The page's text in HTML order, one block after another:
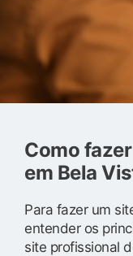
Como
em Bela
Para fazer um
entender os
site profissional